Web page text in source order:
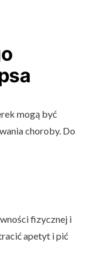
mogą być
choroby. Do
fizycznej i
apetyt i pić